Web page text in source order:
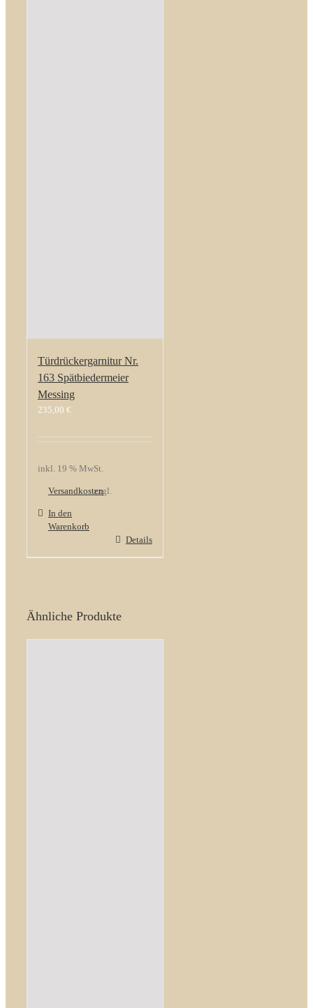
Türdrückergarnitur Nr.
163 Spätbiedermeier
Messing
235,00 €
inkl. 19 % MwSt.
zzgl.
Versandkosten
In den
Warenkorb
Details
Ähnliche Produkte